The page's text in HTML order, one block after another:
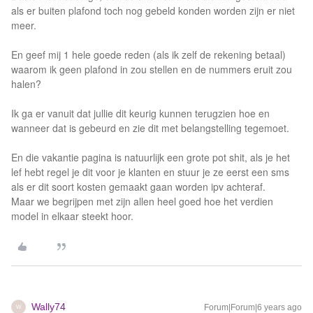
als er buiten plafond toch nog gebeld konden worden zijn er niet
meer.
En geef mij 1 hele goede reden (als ik zelf de rekening betaal)
waarom ik geen plafond in zou stellen en de nummers eruit zou
halen?
Ik ga er vanuit dat jullie dit keurig kunnen terugzien hoe en
wanneer dat is gebeurd en zie dit met belangstelling tegemoet.
En die vakantie pagina is natuurlijk een grote pot shit, als je het
lef hebt regel je dit voor je klanten en stuur je ze eerst een sms
als er dit soort kosten gemaakt gaan worden ipv achteraf.
Maar we begrijpen met zijn allen heel goed hoe het verdien
model in elkaar steekt hoor.
W Wally74 Forum|Forum|6 years ago